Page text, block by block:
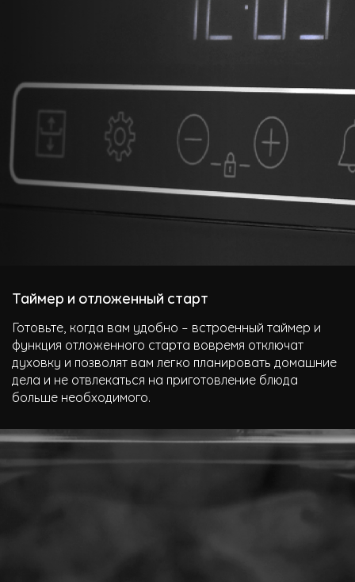
Таймер и отложенный старт
Готовьте, когда вам удобно – встроенный таймер и
функция отложенного старта вовремя отключат
духовку и позволят вам легко планировать домашние
дела и не отвлекаться на приготовление блюда
больше необходимого.